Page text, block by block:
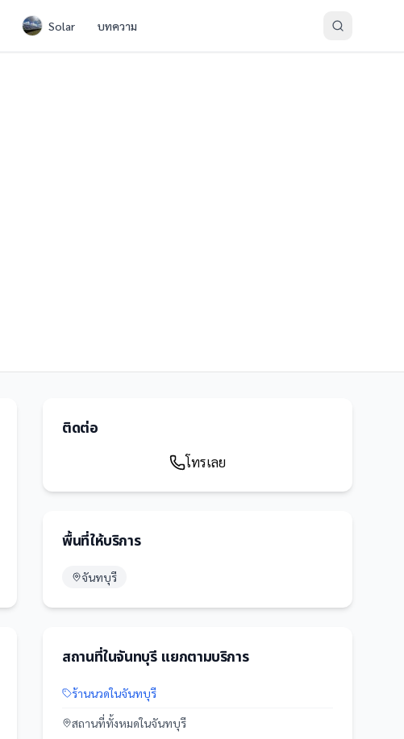
Solar บทความ
ติดต่อ
โทรเลย
พื้นที่ให้บริการ
จันทบุรี
สถานที่ในจันทบุรีแยกตามบริการ
ร้านนวดในจันทบุรี
สถานที่ทั้งหมดในจันทบุรี